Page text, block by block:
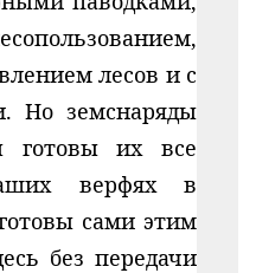
лесов и с
Но земснаряды
готовы их все
верфях в
сами этим
без передачи